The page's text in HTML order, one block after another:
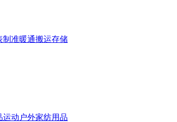
制准暖通搬运存储
运动户外家纺用品